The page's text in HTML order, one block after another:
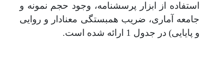
استفاده از ابزار پرسشنامه، وجود حجم نمونه و
جامعه آماری، ضریب همبستگی معنا‌دار و روایی
و پایایی) در جدول 1 ارائه ‌شده است.